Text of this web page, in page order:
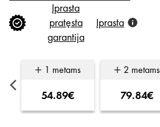
Įprasta
pratęsta
garantija
Įprasta
1 metams
54.89€
2 metams
79.84€